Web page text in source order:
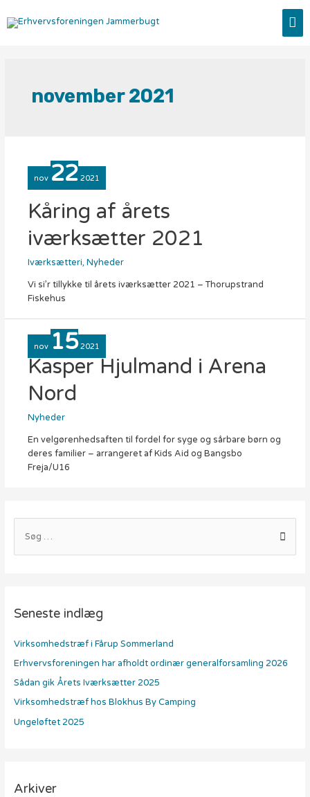
november 2021
nov 22 2021
Kåring af årets
iværksætter 2021
Iværksætteri, Nyheder
Vi si’r tillykke til årets iværksætter 2021 – Thorupstrand
Fiskehus
nov 15 2021
Kasper Hjulmand i Arena
Nord
Nyheder
En velgørenhedsaften til fordel for syge og sårbare børn og
deres familier – arrangeret af Kids Aid og Bangsbo
Freja/U16
t
r
:
Seneste indlæg
Virksomhedstræf i Fårup Sommerland
Erhvervsforeningen har afholdt ordinær generalforsamling 2026
Sådan gik Årets Iværksætter 2025
Virksomhedstræf hos Blokhus By Camping
Ungeløftet 2025
Arkiver